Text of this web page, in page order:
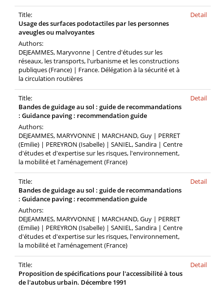
Title:
Usage des surfaces podotactiles par les personnes
aveugles ou malvoyantes
Authors:
DEJEAMMES, Maryvonne | Centre d'études sur les
réseaux, les transports, l'urbanisme et les constructions
publiques (France) | France. Délégation à la sécurité et à
la circulation routières
Detail
Title:
Bandes de guidage au sol : guide de recommandations
: Guidance paving : recommendation guide
Authors:
DEJEAMMES, MARYVONNE | MARCHAND, Guy | PERRET
(Emilie) | PEREYRON (Isabelle) | SANIEL, Sandira | Centre
d'études et d'expertise sur les risques, l'environnement,
la mobilité et l'aménagement (France)
Detail
Title:
Bandes de guidage au sol : guide de recommandations
: Guidance paving : recommendation guide
Authors:
DEJEAMMES, MARYVONNE | MARCHAND, Guy | PERRET
(Emilie) | PEREYRON (Isabelle) | SANIEL, Sandira | Centre
d'études et d'expertise sur les risques, l'environnement,
la mobilité et l'aménagement (France)
Detail
Title:
Proposition de spécifications pour l'accessibilité à tous
de l'autobus urbain. Décembre 1991
Detail